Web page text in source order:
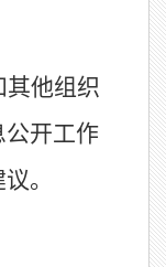
他组织
公开工作
。